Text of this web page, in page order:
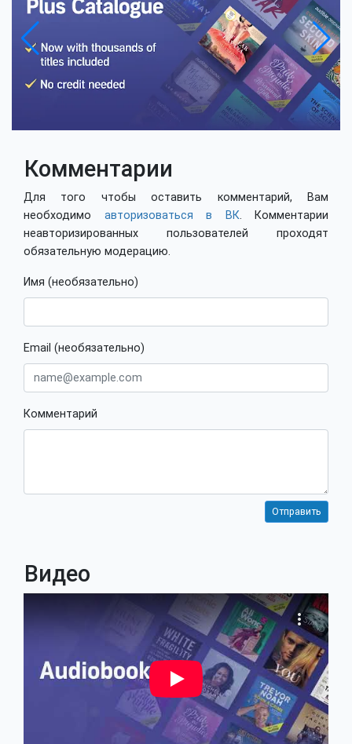
Комментарии
Для того чтобы оставить комментарий, Вам
необходимо авторизоваться в ВК. Комментарии
неавторизированных пользователей проходят
обязательную модерацию.
Имя (необязательно)
Email (необязательно)
Комментарий
Видео